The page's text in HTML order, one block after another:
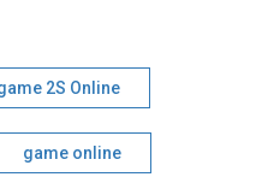
2S Online
game online